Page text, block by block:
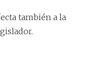
también a la